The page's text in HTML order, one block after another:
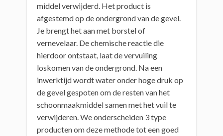
middel verwijderd. Het product is
afgestemd op de ondergrond van de gevel.
Je brengt het aan met borstel of
vernevelaar. De chemische reactie die
hierdoor ontstaat, laat de vervuiling
loskomen van de ondergrond. Na een
inwerktijd wordt water onder hoge druk op
de gevel gespoten om de resten van het
schoonmaakmiddel samen met het vuil te
verwijderen. We onderscheiden 3 type
producten om deze methode tot een goed